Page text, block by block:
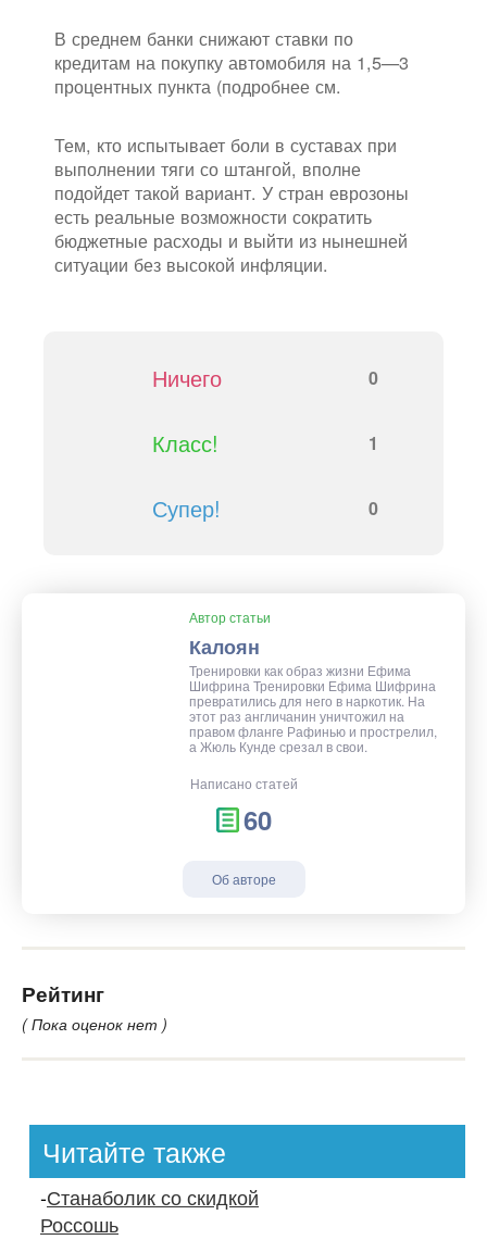
В среднем банки снижают ставки по
кредитам на покупку автомобиля на 1,5—3
процентных пункта (подробнее см.
Тем, кто испытывает боли в суставах при
выполнении тяги со штангой, вполне
подойдет такой вариант. У стран еврозоны
есть реальные возможности сократить
бюджетные расходы и выйти из нынешней
ситуации без высокой инфляции.
Ничего 0
Класс! 1
Супер! 0
Автор статьи
Калоян
Тренировки как образ жизни Ефима
Шифрина Тренировки Ефима Шифрина
превратились для него в наркотик. На
этот раз англичанин уничтожил на
правом фланге Рафинью и прострелил,
а Жюль Кунде срезал в свои.
Написано статей
60
Об авторе
Рейтинг
( Пока оценок нет )
Читайте также
-Станаболик со скидкой
Россошь